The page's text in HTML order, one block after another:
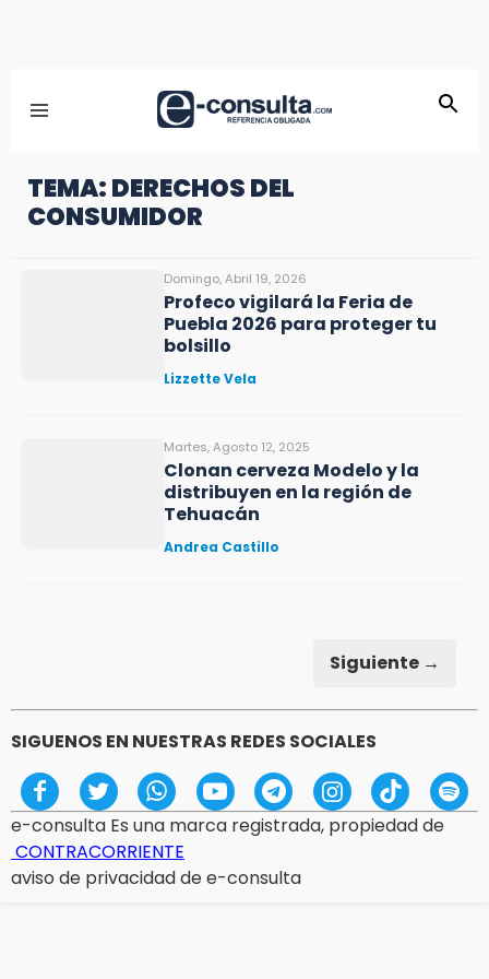
TEMA: DERECHOS DEL
CONSUMIDOR
Domingo, Abril 19, 2026
Profeco vigilará la Feria de
Puebla 2026 para proteger tu
bolsillo
Lizzette Vela
Martes, Agosto 12, 2025
Clonan cerveza Modelo y la
distribuyen en la región de
Tehuacán
Andrea Castillo
Siguiente →
SIGUENOS EN NUESTRAS REDES SOCIALES
e-consulta Es una marca registrada, propiedad de
CONTRACORRIENTE
aviso de privacidad de e-consulta